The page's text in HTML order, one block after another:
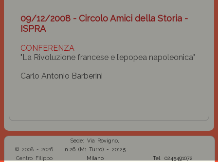
09/12/2008 - Circolo Amici della Storia -
ISPRA
CONFERENZA
"La Rivoluzione francese e l’epopea napoleonica"
Carlo Antonio Barberini
© 2008 - 2026
Centro Filippo
Sede: Via Rovigno,
n.26 (M1 Turro) - 20125
Milano
Tel. 0245491072